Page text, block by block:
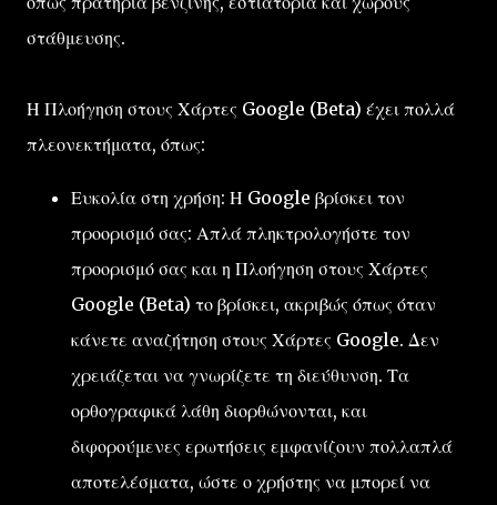
στάθμευσης.
Η Πλοήγηση στους Χάρτες Google (Beta) έχει πολλά
πλεονεκτήματα, όπως:
Ευκολία στη χρήση: Η Google βρίσκει τον
προορισμό σας: Απλά πληκτρολογήστε τον
προορισμό σας και η Πλοήγηση στους Χάρτες
Google (Beta) το βρίσκει, ακριβώς όπως όταν
κάνετε αναζήτηση στους Χάρτες Google. Δεν
χρειάζεται να γνωρίζετε τη διεύθυνση. Τα
ορθογραφικά λάθη διορθώνονται, και
διφορούμενες ερωτήσεις εμφανίζουν πολλαπλά
αποτελέσματα, ώστε ο χρήστης να μπορεί να